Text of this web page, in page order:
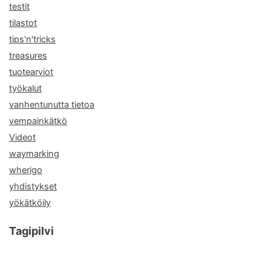
testit
tilastot
tips'n'tricks
treasures
tuotearviot
työkalut
vanhentunutta tietoa
vempainkätkö
Videot
waymarking
wherigo
yhdistykset
yökätköily
Tagipilvi